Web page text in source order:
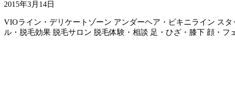
2015年3月14日
VIOライン・デリケートゾーン アンダーヘア・ビキニライン スタ
ル・脱毛効果 脱毛サロン 脱毛体験・相談 足・ひざ・膝下 顔・フ